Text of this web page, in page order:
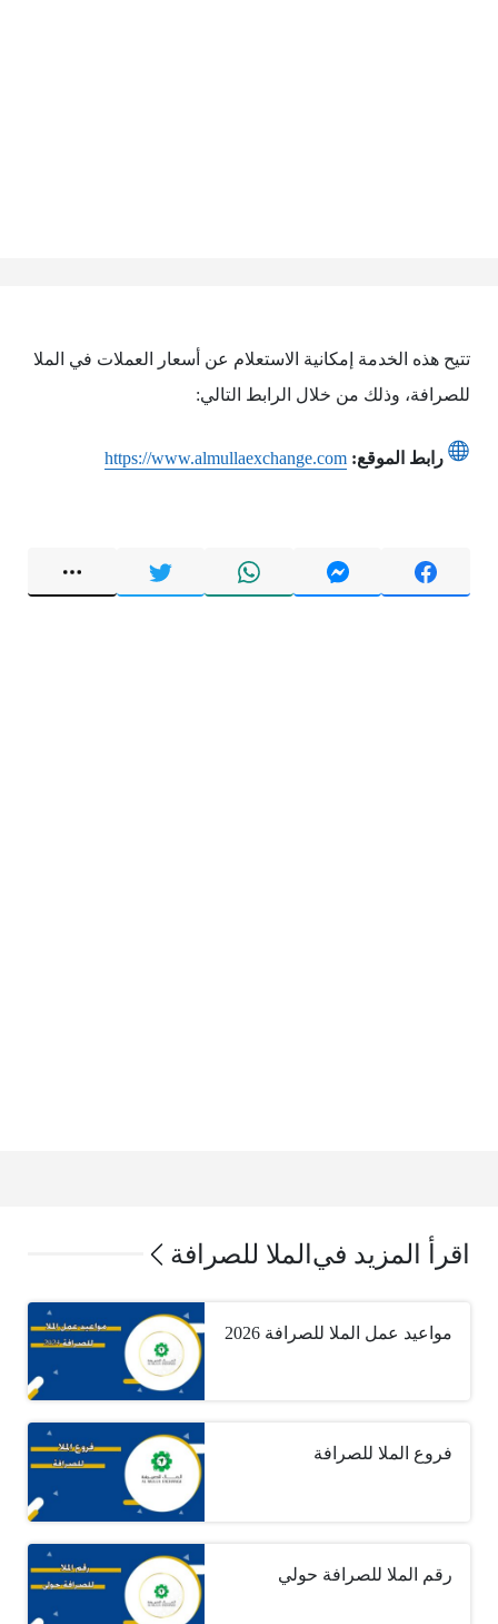
تتيح هذه الخدمة إمكانية الاستعلام عن أسعار العملات في الملا
للصرافة، وذلك من خلال الرابط التالي:
رابط الموقع: https://www.almullaexchange.com
اقرأ المزيد في الملا للصرافة
مواعيد عمل الملا للصرافة 2026
فروع الملا للصرافة
رقم الملا للصرافة حولي